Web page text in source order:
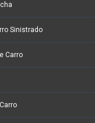
Sinistrado
Carro